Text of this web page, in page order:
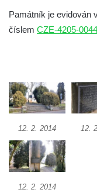
Kenotaf Pepiho
Dolním Podluží
Kenotaf Antona
Dolním Podluží
Kenotaf Josefa
Podluží
Pomník obětem 1.
Památník je evidován
číslem CZE-4205-
12. 2. 2014 12.
12. 2. 2014